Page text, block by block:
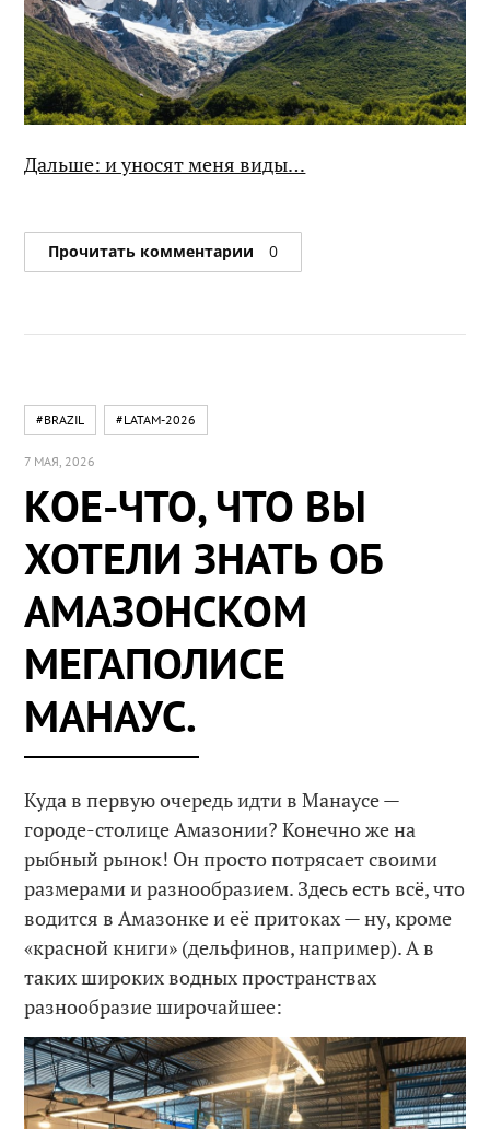
Дальше: и уносят меня виды…
Прочитать комментарии 0
#BRAZIL #LATAM-2026
7 МАЯ, 2026
КОЕ-ЧТО, ЧТО ВЫ
ХОТЕЛИ ЗНАТЬ ОБ
АМАЗОНСКОМ
МЕГАПОЛИСЕ
МАНАУС.
Куда в первую очередь идти в Манаусе —
городе-столице Амазонии? Конечно же на
рыбный рынок! Он просто потрясает своими
размерами и разнообразием. Здесь есть всё, что
водится в Амазонке и её притоках — ну, кроме
«красной книги» (дельфинов, например). А в
таких широких водных пространствах
разнообразие широчайшее: